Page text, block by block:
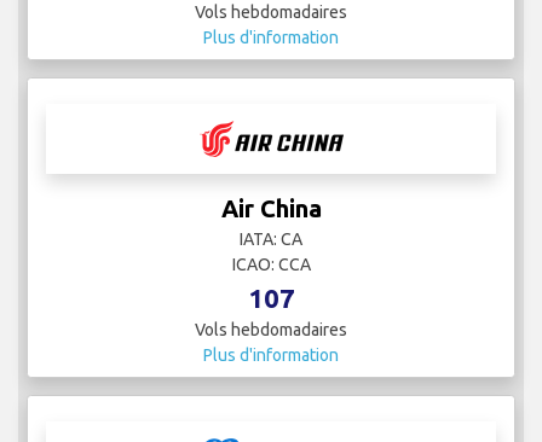
Vols hebdomadaires
Plus d'information
Air China
IATA: CA
ICAO: CCA
107
Vols hebdomadaires
Plus d'information